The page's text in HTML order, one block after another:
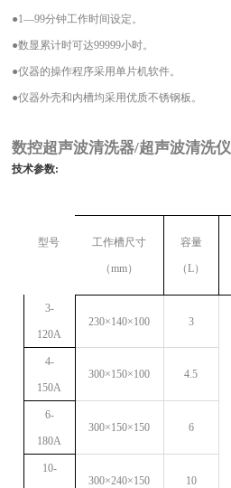
●1—99分钟工作时间设定。
●数显累计时可达99999小时。
●仪器的操作程序采用单片机软件。
●仪器外壳和内槽均采用优质不锈钢板。
数控超声波清洗器/超声波清洗仪
技术参数:
型号 工作槽尺寸
（mm）
容量
（L）
3-
120A
230×140×100 3
4-
150A
300×150×100 4.5
6-
180A
300×150×150 6
10-
300×240×150 10